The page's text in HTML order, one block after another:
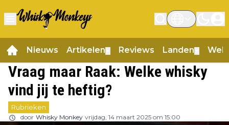
Nieuws Artikelen Reviews Landen
Vraag maar Raak: Welke whisky
vind jij te heftig?
Rubrieken
door Whisky Monkey vrijdag, 14 maart 2025 om 15:00